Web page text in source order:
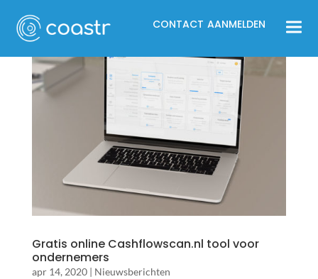
CONTACT AANMELDEN
Gratis online Cashflowscan.nl tool voor
ondernemers
apr 14, 2020| Nieuwsberichten